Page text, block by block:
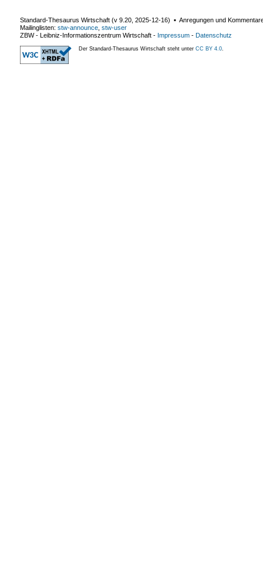
Standard-Thesaurus Wirtschaft (v 9.20 2025-12-16) ▪ Anregungen und
Mailinglisten: stw-announce stw-user
ZBW - Leibniz-Informationszentrum Wirtschaft - Impressum - Datenschutz
Der Standard-Thesaurus Wirtschaft steht unter CC BY 4.0